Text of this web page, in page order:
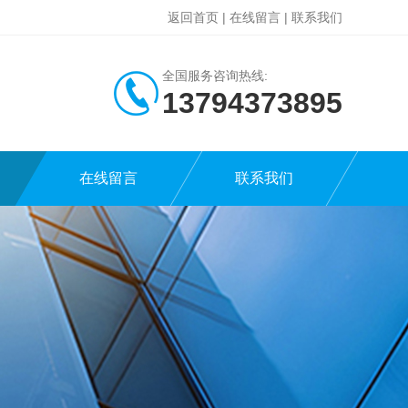
返回首页 | 在线留言 | 联系我们
全国服务咨询热线:
13794373895
在线留言 联系我们